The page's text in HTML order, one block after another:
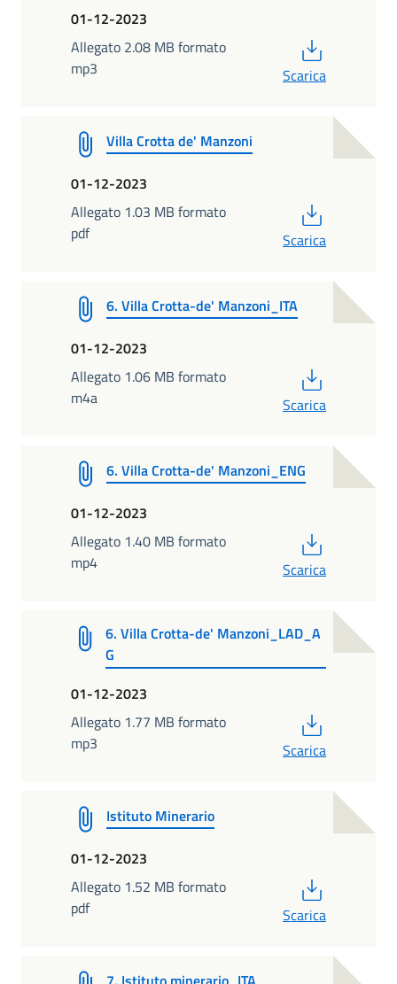
01-12-2023
Allegato 2.08 MB formato
mp3
Scarica
Villa Crotta de' Manzoni
01-12-2023
Allegato 1.03 MB formato
pdf
Scarica
6. Villa Crotta-de' Manzoni_ITA
01-12-2023
Allegato 1.06 MB formato
m4a
Scarica
6. Villa Crotta-de' Manzoni_ENG
01-12-2023
Allegato 1.40 MB formato
mp4
Scarica
6. Villa Crotta-de' Manzoni_LAD_A
G
01-12-2023
Allegato 1.77 MB formato
mp3
Scarica
Istituto Minerario
01-12-2023
Allegato 1.52 MB formato
pdf
Scarica